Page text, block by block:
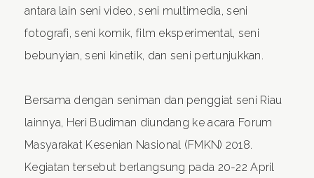
antara lain seni video, seni multimedia, seni
fotografi, seni komik, film eksperimental, seni
bebunyian, seni kinetik, dan seni pertunjukkan.
Bersama dengan seniman dan penggiat seni Riau
lainnya, Heri Budiman diundang ke acara Forum
Masyarakat Kesenian Nasional (FMKN) 2018.
Kegiatan tersebut berlangsung pada 20-22 April